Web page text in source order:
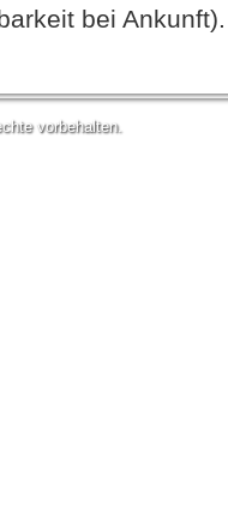
bei Ankunft).
vorbehalten.